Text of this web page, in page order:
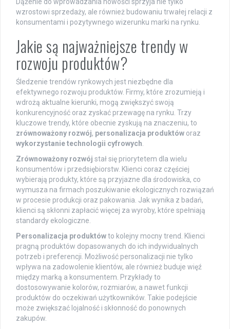
Dążenie do wprowadzania nowości sprzyja nie tylko
wzrostowi sprzedaży, ale również budowaniu trwałej relacji z
konsumentami i pozytywnego wizerunku marki na rynku.
Jakie są najważniejsze trendy w
rozwoju produktów?
Śledzenie trendów rynkowych jest niezbędne dla
efektywnego rozwoju produktów. Firmy, które zrozumieją i
wdrożą aktualne kierunki, mogą zwiększyć swoją
konkurencyjność oraz zyskać przewagę na rynku. Trzy
kluczowe trendy, które obecnie zyskują na znaczeniu, to
zrównoważony rozwój, personalizacja produktów oraz
wykorzystanie technologii cyfrowych.
Zrównoważony rozwój stał się priorytetem dla wielu
konsumentów i przedsiębiorstw. Klienci coraz częściej
wybierają produkty, które są przyjazne dla środowiska, co
wymusza na firmach poszukiwanie ekologicznych rozwiązań
w procesie produkcji oraz pakowania. Jak wynika z badań,
klienci są skłonni zapłacić więcej za wyroby, które spełniają
standardy ekologiczne.
Personalizacja produktówto kolejny mocny trend. Klienci
pragną produktów dopasowanych do ich indywidualnych
potrzeb i preferencji. Możliwość personalizacji nie tylko
wpływa na zadowolenie klientów, ale również buduje więź
między marką a konsumentem. Przykłady to
dostosowywanie kolorów, rozmiarów, a nawet funkcji
produktów do oczekiwań użytkowników. Takie podejście
może zwiększać lojalność i skłonność do ponownych
zakupów.